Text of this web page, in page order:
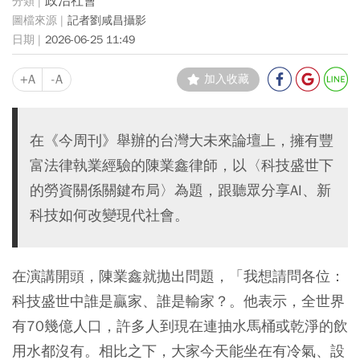
記者劉咸昌攝影
2026-06-25 11:49
+A -A 加入收藏
在《今周刊》舉辦的台灣大未來論壇上，擁有豐
富法律執業經驗的陳業鑫律師，以〈科技盛世下
的勞資關係關鍵布局〉為題，跟聽眾分享AI、新
科技如何改變現代社會。
在演講開頭，陳業鑫就拋出問題，「我想請問各位：
科技盛世中誰是贏家、誰是輸家？。他表示，全世界
有70幾億人口，許多人到現在連抽水馬桶或乾淨的飲
用水都沒有。相比之下，大家今天能坐在有冷氣、設